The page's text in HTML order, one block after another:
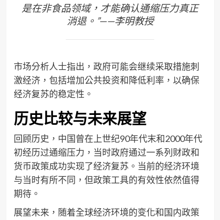
是在非食品领域，才能确认通缩压力真正
消退。”——李明教授
市场分析人士指出，政府可能会继续采取措施刺
激经济，包括增加公共投资和降低利率，以确保
经济复苏的稳定性。
历史比较与未来展望
回顾历史，中国曾在上世纪90年代末和2000年代
初经历过通缩压力，当时政府通过一系列财政和
货币政策成功实现了经济复苏。当前的经济环境
与当时有所不同，但政策工具的有效性依然值得
期待。
展望未来，随着全球经济环境的变化和国内政策